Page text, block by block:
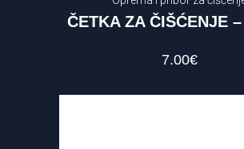
ČETKA ZA ČIŠĆENJE
7.00€